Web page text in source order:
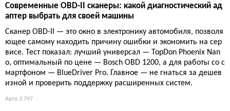
Современные OBD-II сканеры: какой диагностический ад
аптер выбрать для своей машины
Сканер OBD-II — это окно в электронику автомобиля, позволя
ющее самому находить причину ошибки и экономить на сер
висе. Тест показал: лучший универсал — TopDon Phoenix Nan
o, оптимальный по цене — Bosch OBD 1200, а для работы со с
мартфоном — BlueDriver Pro. Главное — не гнаться за дешев
изной и проверить поддержку расширенных систем.
Авто 3 797